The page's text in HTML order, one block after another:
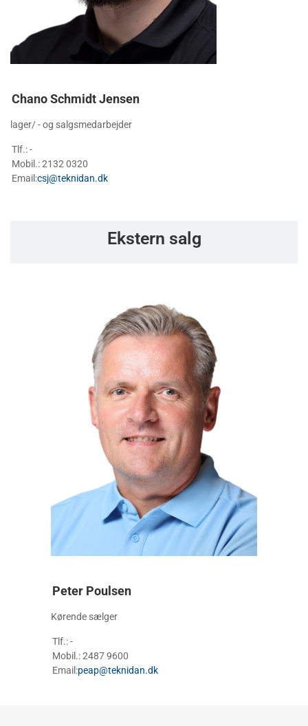
Chano Schmidt Jensen
lager/ - og salgsmedarbejder
Tlf.: -
Mobil.: 2132 0320
Email:csj@teknidan.dk
Ekstern salg
Peter Poulsen
Kørende sælger
Tlf.: -
Mobil.: 2487 9600
Email:peap@teknidan.dk